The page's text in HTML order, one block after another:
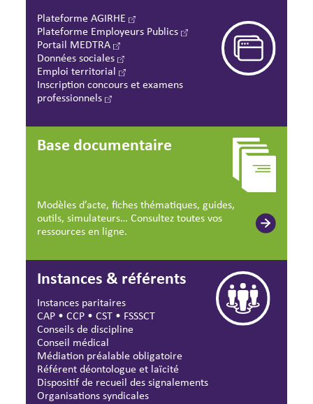
Plateforme AGIRHE
Plateforme Employeurs Publics
Portail MEDTRA
Données sociales
Emploi territorial
Inscription concours et examens
professionnels
Base documentaire
Modèles d’acte, fiches thématiques, guides,
outils, simulateurs… Consultez toutes vos
ressources en ligne.
Instances & référents
Instances paritaires
CAP •CCP •CST • FSSSCT
Conseils de discipline
Conseil médical
Médiation préalable obligatoire
Référent déontologue et laïcité
Dispositif de recueil des signalements
Organisations syndicales